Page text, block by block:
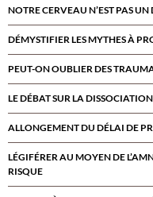
NOTRE CERVEAU N’EST PAS UN
DÉMYSTIFIER LES MYTHES À
PEUT-ON OUBLIER DES
LE DÉBAT SUR LA DISSOCIATION
ALLONGEMENT DU DÉLAI DE
LÉGIFÉRER AU MOYEN DE
RISQUE